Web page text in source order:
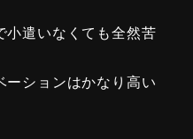
小遣いなくても全然苦
ションはかなり高い